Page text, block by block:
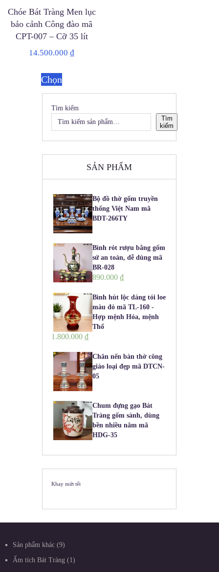
Chóe Bát Tràng Men lục
bảo cảnh Công đào mã
CPT-007 – Cỡ 35 lít
14.500.000₫
Chọn
Tìm kiếm
Tìm
kiếm
SẢN PHẨM
Bộ đồ thờ gốm truyền
thống Việt Nam mã
BDT-266TY
Bình rót rượu bằng gốm
sứ an toàn, dễ dùng mã
BR-028
890.000₫
Bình hút lộc dáng tỏi loe
màu đỏ mã TL-160 -
Hợp mệnh Hỏa, mệnh
Thổ
1.800.000₫
Chân nến bàn thờ công
giáo loại đẹp mã DTCN-
05
Chum đựng gạo Bát
Tràng gốm sành, dùng
bền nhiều năm mã
HDG-35
Khay mứt tết
Sản phẩm khác 9
Ấm tích Bát Tràng 1